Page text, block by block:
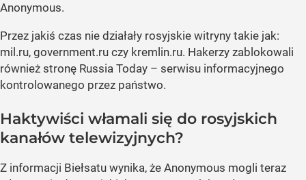
Anonymous.
Przez jakiś czas nie działały rosyjskie witryny takie jak:
mil.ru, government.ru czy kremlin.ru. Hakerzy zablokowali
również stronę Russia Today – serwisu informacyjnego
kontrolowanego przez państwo.
Haktywiści włamali się do rosyjskich
kanałów telewizyjnych?
Z informacji Biełsatu wynika, że Anonymous mogli teraz